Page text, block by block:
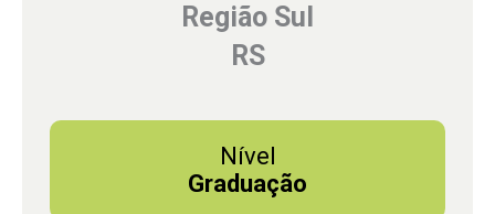
Região Sul
RS
Nível
Graduação